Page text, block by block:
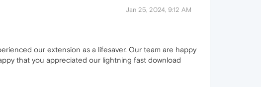
Jan 25, 2024, 9:12 AM
our extension as a lifesaver. Our team are happy
that you appreciated our lightning fast download